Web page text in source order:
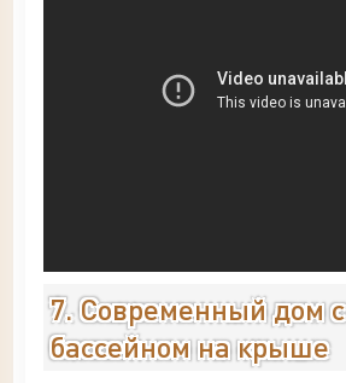
7. Современный дом с
бассейном на крыше